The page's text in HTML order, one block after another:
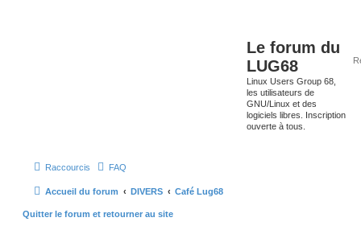
Le forum du
LUG68
Linux Users Group 68,
les utilisateurs de
GNU/Linux et des
logiciels libres. Inscription
ouverte à tous.
Raccourcis FAQ
Accueil du forum DIVERS Café Lug68
Quitter le forum et retourner au site